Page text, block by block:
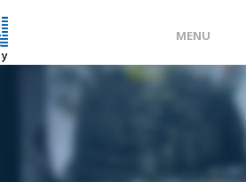
MENU
ENG / 中文